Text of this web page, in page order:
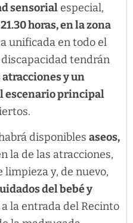
sensorial especial,
horas, en la zona
unificada en todo el
tendrán
y un
escenario principal
disponibles aseos,
la de las atracciones,
y, de nuevo,
del bebé y
la entrada del Recinto